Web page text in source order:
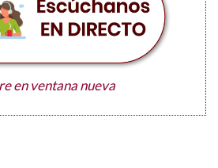
en ventana nueva